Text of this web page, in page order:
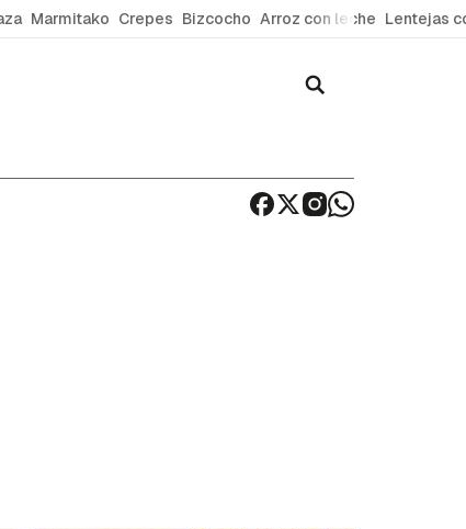
Marmitako Crepes Bizcocho Arroz con leche Lentejas